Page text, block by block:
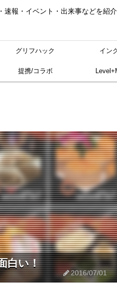
報・イベント・出来事などを紹
グリフハック イン
提携/コラボ
白い！
2016/07/01